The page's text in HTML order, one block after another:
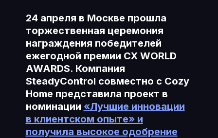
24 апреля в Москве прошла
торжественная церемония
награждения победителей
ежегодной премии CX WORLD
AWARDS. Компания
SteadyControl совместно с Cozy
Home представила проект в
номинации «Лучшие инновации
в клиентском опыте» и
получила высокое одобрение